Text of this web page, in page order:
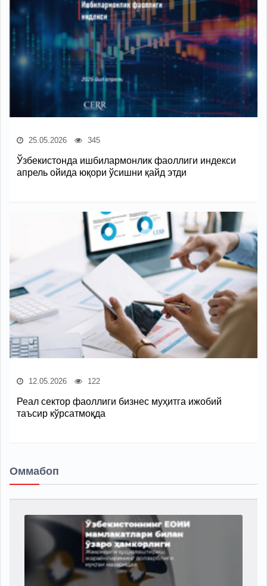
25.05.2026 345
Ўзбекистонда ишбилармонлик фаоллиги индекси
апрель ойида юқори ўсишни қайд этди
12.05.2026 122
Реал сектор фаоллиги бизнес муҳитга ижобий
таъсир кўрсатмоқда
Оммабоп